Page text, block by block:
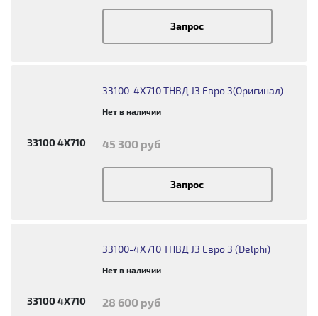
Запрос
33100 4X710
33100-4X710 ТНВД J3 Евро 3(Оригинал)
Нет в наличии
45 300 руб
Запрос
33100 4X710
33100-4X710 ТНВД J3 Евро 3 (Delphi)
Нет в наличии
28 600 руб